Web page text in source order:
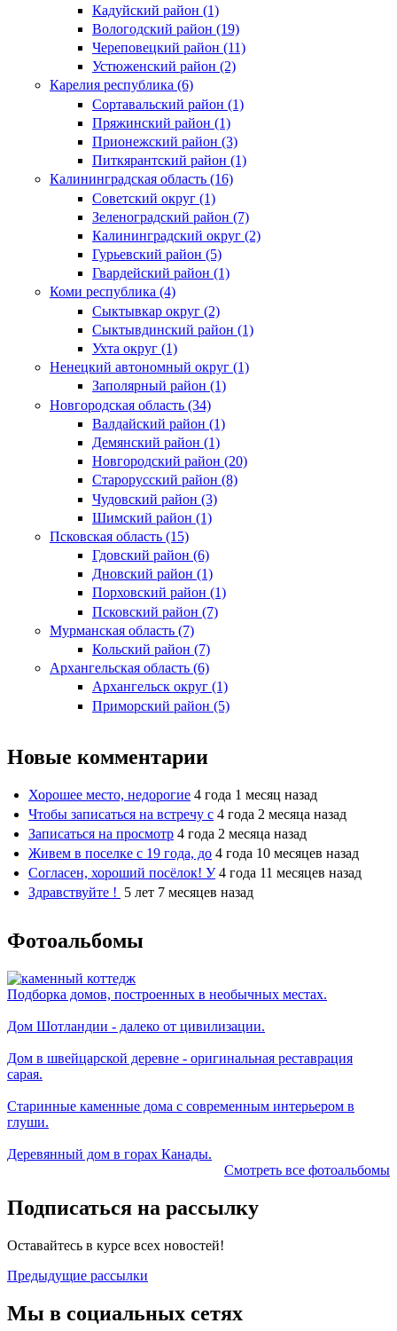
Кадуйский район (1)
Вологодский район (19)
Череповецкий район (11)
Устюженский район (2)
Карелия республика (6)
Сортавальский район (1)
Пряжинский район (1)
Прионежский район (3)
Питкярантский район (1)
Калининградская область (16)
Советский округ (1)
Зеленоградский район (7)
Калининградский округ (2)
Гурьевский район (5)
Гвардейский район (1)
Коми республика (4)
Сыктывкар округ (2)
Сыктывдинский район (1)
Ухта округ (1)
Ненецкий автономный округ (1)
Заполярный район (1)
Новгородская область (34)
Валдайский район (1)
Демянский район (1)
Новгородский район (20)
Старорусский район (8)
Чудовский район (3)
Шимский район (1)
Псковская область (15)
Гдовский район (6)
Дновский район (1)
Порховский район (1)
Псковский район (7)
Мурманская область (7)
Кольский район (7)
Архангельская область (6)
Архангельск округ (1)
Приморский район (5)
Новые комментарии
Хорошее место, недорогие 4 года 1 месяц назад
Чтобы записаться на встречу с 4 года 2 месяца назад
Записаться на просмотр 4 года 2 месяца назад
Живем в поселке с 19 года, до 4 года 10 месяцев назад
Согласен, хороший посёлок! У 4 года 11 месяцев назад
Здравствуйте ! 5 лет 7 месяцев назад
Фотоальбомы
Подборка домов, построенных в необычных местах.
Дом Шотландии - далеко от цивилизации.
Дом в швейцарской деревне - оригинальная реставрация
сарая.
Старинные каменные дома с современным интерьером в
глуши.
Деревянный дом в горах Канады.
Смотреть все фотоальбомы
Подписаться на рассылку
Оставайтесь в курсе всех новостей!
Предыдущие рассылки
Мы в социальных сетях